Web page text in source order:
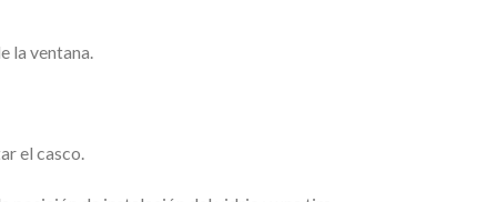
la ventana.
el casco.